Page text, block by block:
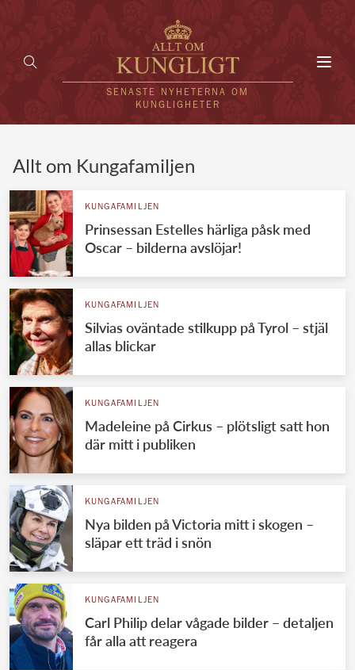
SENASTE NYHETERNA OM
KUNGLIGHETER
UTLÄNDSKT
VÄRLDENS KUNGAHUS
Svenska kungahuset
Brittiska kungahuset
Danska kungahuset
Spanska kungahuset
Jordanska kungahuset
Luxemburgska storhertighuset
Japanska kejsarhuset
Thailändska kungahuset
Marockanska kungahuset
REDAKTION
Allt om Kungafamiljen
KUNGAFAMILJEN
Prinsessan Estelles härliga påsk med
Oscar – bilderna avslöjar!
KUNGAFAMILJEN
Silvias oväntade stilkupp på Tyrol – stjäl
allas blickar
KUNGAFAMILJEN
Madeleine på Cirkus – plötsligt satt hon
där mitt i publiken
KUNGAFAMILJEN
Nya bilden på Victoria mitt i skogen –
släpar ett träd i snön
KUNGAFAMILJEN
Carl Philip delar vågade bilder – detaljen
får alla att reagera